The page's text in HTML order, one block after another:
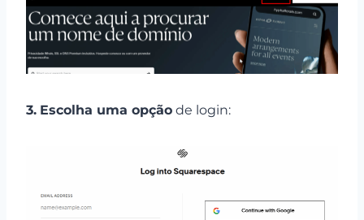
3. Escolha uma opção de login: